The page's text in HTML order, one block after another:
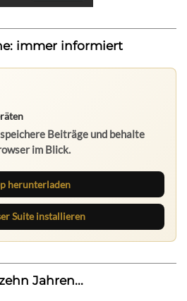
immer informiert
Beiträge und behalte
im Blick.
herunterladen
Suite installieren
Jahren...